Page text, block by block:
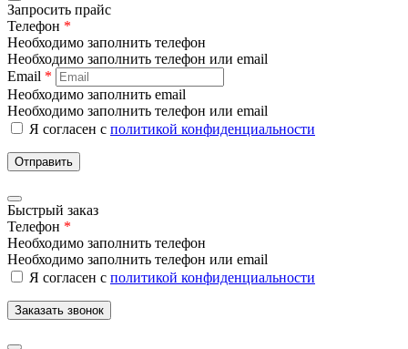
Запросить прайс
Телефон *
Необходимо заполнить телефон
Необходимо заполнить телефон или email
Email *
Необходимо заполнить email
Необходимо заполнить телефон или email
Я согласен с политикой конфиденциальности
Отправить
Быстрый заказ
Телефон *
Необходимо заполнить телефон
Необходимо заполнить телефон или email
Я согласен с политикой конфиденциальности
Заказать звонок